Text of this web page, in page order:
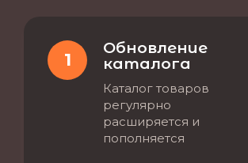
1
Обновление
каталога
Каталог товаров
регулярно
расширяется и
пополняется